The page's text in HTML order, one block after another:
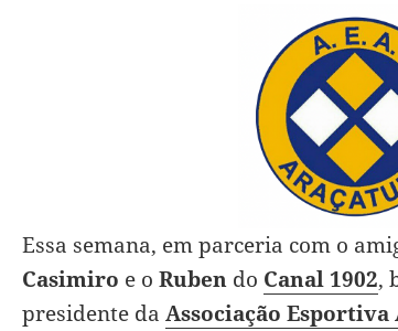
Essa semana, em parceria com o
Casimiro e o Rubendo Canal 1902,
presidente da Associação